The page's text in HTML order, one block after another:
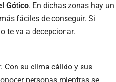
Gótico. En dichas zonas hay un
fáciles de conseguir. Si
te va a decepcionar.
Con su clima cálido y sus
personas mientras se